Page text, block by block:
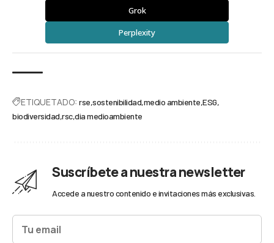
Grok
Perplexity
ETIQUETADO: rse sostenibilidad medio ambiente ESG
biodiversidad rsc dia medioambiente
Suscríbete a nuestra newsletter
Accede a nuestro contenido e invitaciones más exclusivas.